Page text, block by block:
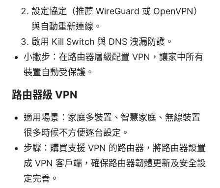
設定協定（推薦 WireGuard 或 OpenVPN）
與自動重新連線。
啟用 Kill Switch 與 DNS 洩漏防護。
小撇步：在路由器層級配置 VPN，讓家中所有
裝置自動受保護。
路由器級 VPN
適用場景：家庭多裝置、智慧家庭、無線裝置
很多時候不方便逐台設定。
步驟：購買支援 VPN 的路由器，將路由器設置
成 VPN 客戶端，確保路由器韌體更新及安全設
定完善。